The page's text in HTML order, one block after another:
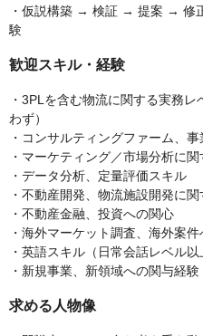
・仮説構築 → 検証 → 提案 → 修
験
歓迎スキル・経験
・3PLを含む物流に関する実務
わず）
・コンサルティングファーム、
・マーケティング／市場分析に
・データ分析、定量評価スキル
・不動産開発、物流施設開発に
・不動産金融、投資への関心
・海外マーケット調査、海外案
・英語スキル（日常会話レベル以
・新規事業、新領域への関与経験
求める人物像